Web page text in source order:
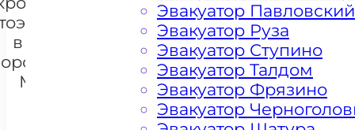
в районе
Москва
+7 985 222 99 01
Эвакуатор
Эвакуатор Руза
Эвакуатор Ступино
Эвакуатор Талдом
Эвакуатор Фрязино
Эвакуатор